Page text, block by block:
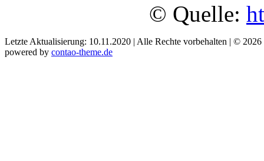
© Quelle:
Letzte Aktualisierung: 10.11.2020 | Alle Rechte vorbehalten | © 2026
powered by contao-theme.de